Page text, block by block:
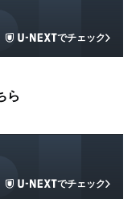
でチェック
ら
でチェック